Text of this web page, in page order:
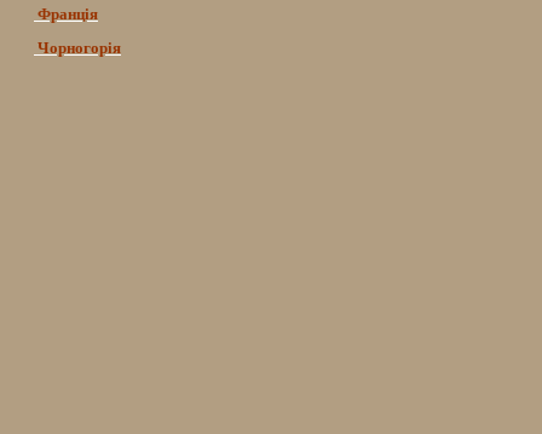
Франція
Чорногорія